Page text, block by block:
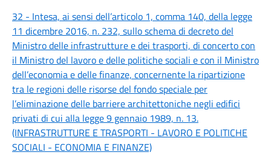
32 - Intesa, ai sensi dell’articolo 1, comma 140, della legge
11 dicembre 2016, n. 232, sullo schema di decreto del
Ministro delle infrastrutture e dei trasporti, di concerto con
il Ministro del lavoro e delle politiche sociali e con il Ministro
dell’economia e delle finanze, concernente la ripartizione
tra le regioni delle risorse del fondo speciale per
l’eliminazione delle barriere architettoniche negli edifici
privati di cui alla legge 9 gennaio 1989, n. 13.
(INFRASTRUTTURE E TRASPORTI - LAVORO E POLITICHE
SOCIALI - ECONOMIA E FINANZE)